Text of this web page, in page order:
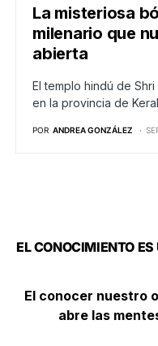
La misteriosa
milenario que
abierta
El templo hindú de
en la provincia de
POR ANDREA GONZÁLEZ
EL CONOCIMIENTO
El conocer nuestro
abre las